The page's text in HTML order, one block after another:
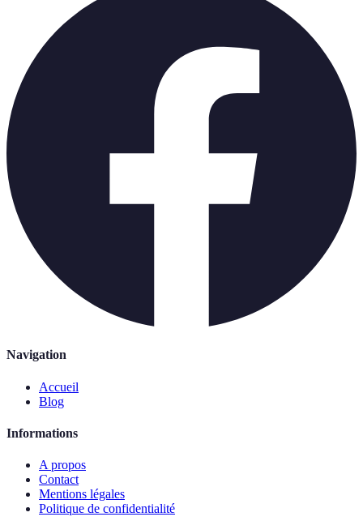
Navigation
Accueil
Blog
Informations
A propos
Contact
Mentions légales
Politique de confidentialité